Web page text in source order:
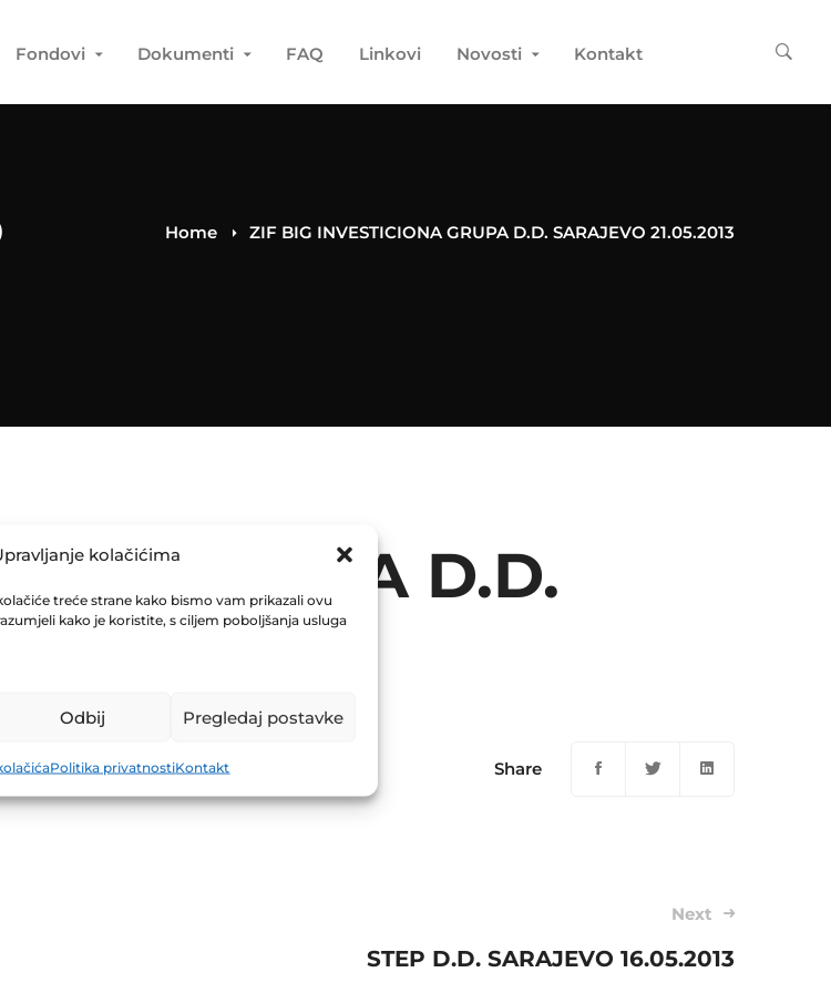
kolačićima
treće strane kako bismo vam prikazali ovu
kako je koristite, s ciljem poboljšanja usluga
Odbij Pregledaj postavke
Politika privatnostiKontakt
Fondovi Dokumenti FAQ Linkovi Novosti Kontakt
Home ZIF BIG INVESTICIONA GRUPA D.D. SARAJEVO 21.05.2013
GRUPA D.D.
Share
Next
STEP D.D. SARAJEVO 16.05.2013